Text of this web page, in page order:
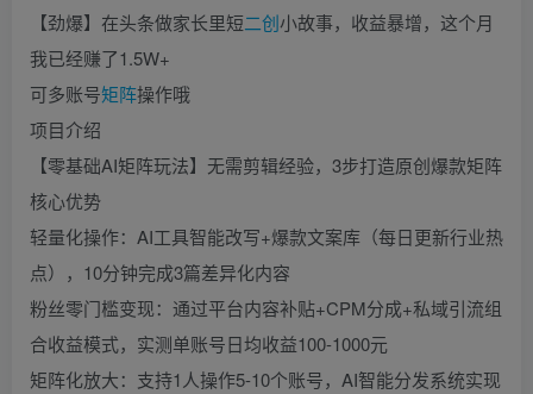
【劲爆】在头条做家长里短二创小故事，收益暴增，这个月
我已经赚了1.5W+
可多账号矩阵操作哦
项目介绍
【零基础AI矩阵玩法】无需剪辑经验，3步打造原创爆款矩阵
核心优势
轻量化操作：AI工具智能改写+爆款文案库（每日更新行业热
点），10分钟完成3篇差异化内容
粉丝零门槛变现：通过平台内容补贴+CPM分成+私域引流组
合收益模式，实测单账号日均收益100-1000元
矩阵化放大：支持1人操作5-10个账号，AI智能分发系统实现